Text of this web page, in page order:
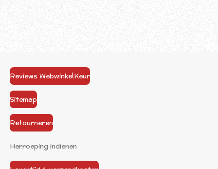
Reviews WebwinkelKeur
Sitemap
Retourneren
Herroeping indienen